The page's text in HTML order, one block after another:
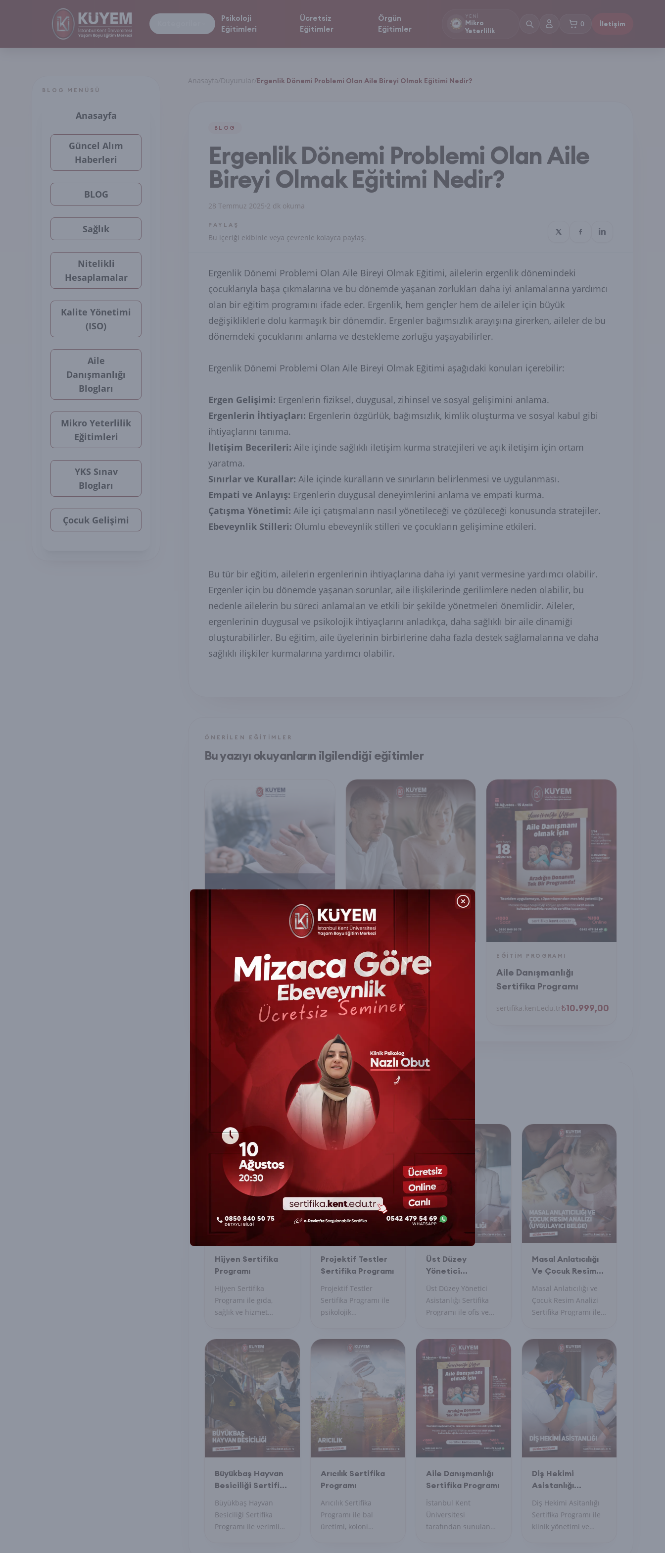
Psikoloji
Eğitimleri
Ücretsiz
Eğitimler
Örgün
Eğitimler
YENI
Mikro
Yeterlilik
0
sepetteki ürünler
İletişim
BLOG MENÜSÜ
Anasayfa
Güncel Alım
Haberleri
BLOG
Sağlık
Nitelikli
Hesaplamalar
Kalite Yönetimi
(ISO)
Aile
Danışmanlığı
Blogları
Mikro Yeterlilik
Eğitimleri
YKS Sınav
Blogları
Çocuk Gelişimi
Anasayfa/Duyurular/Ergenlik Dönemi Problemi Olan Aile Bireyi Olmak Eğitimi Nedir?
BLOG
Ergenlik Dönemi Problemi Olan Aile
Bireyi Olmak Eğitimi Nedir?
28 Temmuz 2025 2 dk okuma
PAYLAŞ
Bu içeriği ekibinle veya çevrenle kolayca paylaş.
Ergenlik Dönemi Problemi Olan Aile Bireyi Olmak Eğitimi, ailelerin ergenlik dönemindeki
çocuklarıyla başa çıkmalarına ve bu dönemde yaşanan zorlukları daha iyi anlamalarına yardımcı
olan bir eğitim programını ifade eder. Ergenlik, hem gençler hem de aileler için büyük
değişikliklerle dolu karmaşık bir dönemdir. Ergenler bağımsızlık arayışına girerken, aileler de bu
dönemdeki çocuklarını anlama ve destekleme zorluğu yaşayabilirler.
Ergenlik Dönemi Problemi Olan Aile Bireyi Olmak Eğitimi aşağıdaki konuları içerebilir:
Ergen Gelişimi: Ergenlerin fiziksel, duygusal, zihinsel ve sosyal gelişimini anlama.
Ergenlerin İhtiyaçları: Ergenlerin özgürlük, bağımsızlık, kimlik oluşturma ve sosyal kabul gibi
ihtiyaçlarını tanıma.
İletişim Becerileri: Aile içinde sağlıklı iletişim kurma stratejileri ve açık iletişim için ortam
yaratma.
Sınırlar ve Kurallar: Aile içinde kuralların ve sınırların belirlenmesi ve uygulanması.
Empati ve Anlayış: Ergenlerin duygusal deneyimlerini anlama ve empati kurma.
Çatışma Yönetimi: Aile içi çatışmaların nasıl yönetileceği ve çözüleceği konusunda stratejiler.
Ebeveynlik Stilleri: Olumlu ebeveynlik stilleri ve çocukların gelişimine etkileri.
Bu tür bir eğitim, ailelerin ergenlerinin ihtiyaçlarına daha iyi yanıt vermesine yardımcı olabilir.
Ergenler için bu dönemde yaşanan sorunlar, aile ilişkilerinde gerilimlere neden olabilir, bu
nedenle ailelerin bu süreci anlamaları ve etkili bir şekilde yönetmeleri önemlidir. Aileler,
ergenlerinin duygusal ve psikolojik ihtiyaçlarını anladıkça, daha sağlıklı bir aile dinamiği
oluşturabilirler. Bu eğitim, aile üyelerinin birbirlerine daha fazla destek sağlamalarına ve daha
sağlıklı ilişkiler kurmalarına yardımcı olabilir.
ÖNERILEN EĞITIMLER
Bu yazıyı okuyanların ilgilendiği eğitimler
SEMINER PROGRAMI
Aile Danışmanlığı
Merkezi Açılış İşlemleri
Semineri
sertifika.kent.edu.tr ₺799,00
EĞITIM PROGRAMI
Aile Danışmanlığı
Merkezi Açma Mevzuatı
Sertifika Programı
sertifika.kent.edu.tr
EĞITIM PROGRAMI
Aile Danışmanlığı
Sertifika Programı
sertifika.kent.edu.tr₺10.999,00
FIRSAT EĞITIMLERI
İlginizi çekebilecek eğitimler
Hijyen Sertifika
Programı
Hijyen Sertifika
Programı ile gıda,
sağlık ve hizmet
Sertifikanızı alın,
güvenli çalışma
ortamı sağlayın.
Projektif Testler
Sertifika Programı
Projektif Testler
Sertifika Programı ile
psikolojik
öğrenin, uygulayın ve
profesyonel sertifika
ile uzmanlığınızı
belgelendirin.
Üst Düzey
Yönetici
Sertifika Programı
Üst Düzey Yönetici
Asistanlığı Sertifika
Programı ile ofis ve
profesyonel iletişim
becerilerinizi
geliştirin.
Masal Anlatıcılığı
Ve Çocuk Resim
Belge) Sertifika
Programı
Masal Anlatıcılığı ve
Çocuk Resim Analizi
Sertifika Programı ile
teknikleri öğrenin,
uygulayıcı belge alın.
Büyükbaş Hayvan
Besiciliği Sertifika
Büyükbaş Hayvan
Besiciliği Sertifika
Programı ile verimli
Arıcılık Sertifika
Programı
Arıcılık Sertifika
Programı ile bal
üretimi, koloni
Aile Danışmanlığı
Sertifika Programı
İstanbul Kent
Üniversitesi
tarafından sunulan
Diş Hekimi
Asistanlığı
Diş Hekimi Asitanlığı
Sertifika Programı ile
klinik yönetimi ve